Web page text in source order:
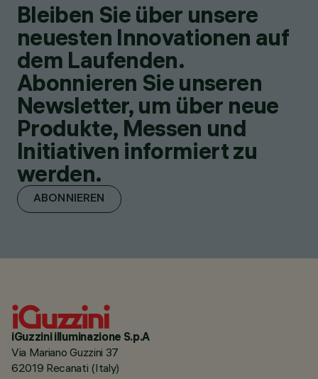
Bleiben Sie über unsere
neuesten Innovationen auf
dem Laufenden.
Abonnieren Sie unseren
Newsletter, um über neue
Produkte, Messen und
Initiativen informiert zu
werden.
ABONNIEREN
iGuzzini illuminazione S.p.A
Via Mariano Guzzini 37
62019 Recanati (Italy)